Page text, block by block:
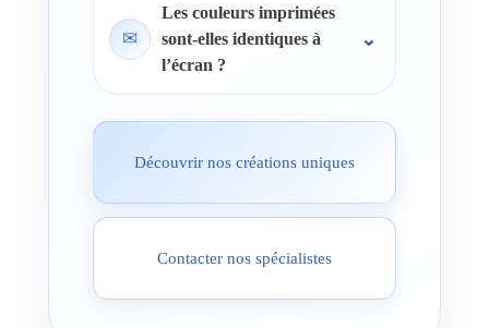
✉
Les couleurs imprimées
sont-elles identiques à
l’écran ?
Découvrir nos créations uniques
Contacter nos spécialistes